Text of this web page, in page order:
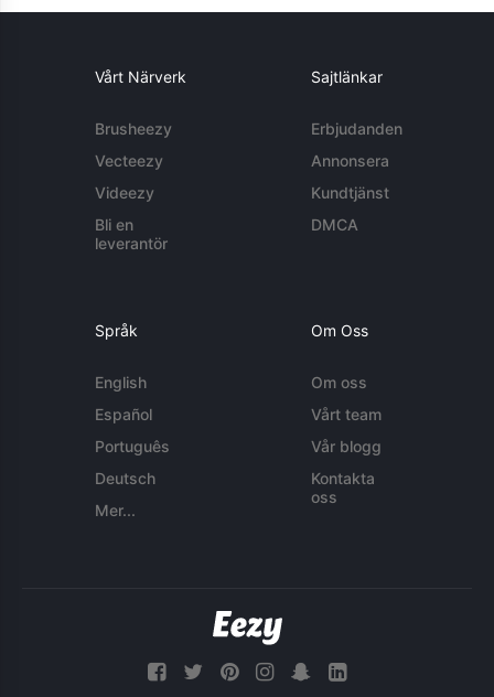
Vårt Närverk
Brusheezy
Vecteezy
Videezy
Bli en
leverantör
Sajtlänkar
Erbjudanden
Annonsera
Kundtjänst
DMCA
Språk
English
Español
Português
Deutsch
Mer...
Om Oss
Om oss
Vårt team
Vår blogg
Kontakta
oss